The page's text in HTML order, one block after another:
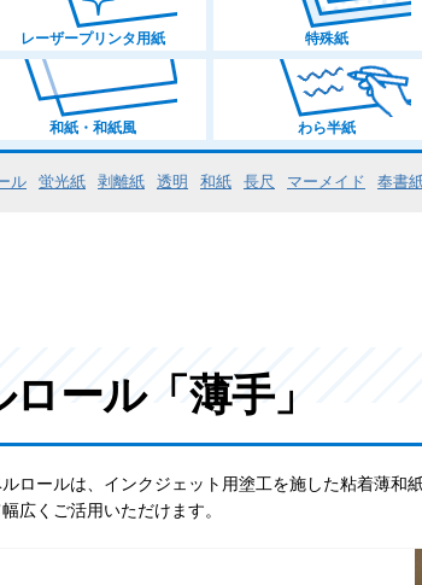
レーザープリンタ用紙 特殊紙
和紙・和紙風 わら半紙
ル 蛍光紙 剥離紙 透明 和紙 長尺 マーメイド 奉書
ロール「薄手」
ロールは、インクジェット用塗工を施した粘着薄
広くご活用いただけます。